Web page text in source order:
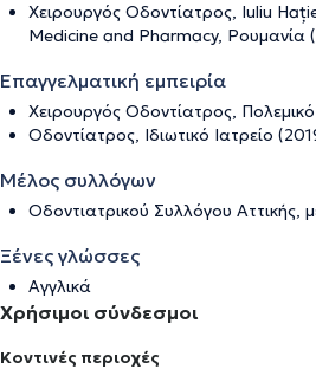
Χειρουργός Οδοντίατρος, Iuliu
Medicine and Pharmacy, Ρουμανία
Επαγγελματική εμπειρία
Χειρουργός Οδοντίατρος,
Οδοντίατρος, Ιδιωτικό Ιατρείο
Μέλος συλλόγων
Οδοντιατρικού Συλλόγου Αττικής,
Ξένες γλώσσες
Αγγλικά
Χρήσιμοι σύνδεσμοι
Κοντινές περιοχές